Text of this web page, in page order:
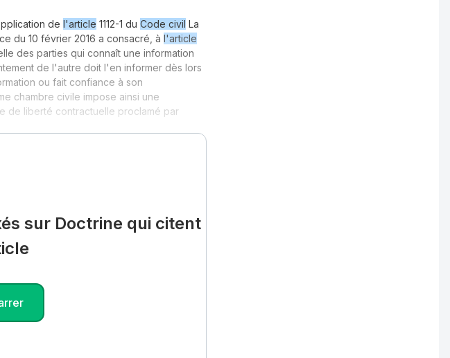
de l'article 1112-1 du Code civil La
du 10 février 2016 a consacré, à l'article
des parties qui connaît une information
de l'autre doit l'en informer dès lors
ou fait confiance à son
chambre civile impose ainsi une
de liberté contractuelle proclamé par
sur Doctrine qui citent